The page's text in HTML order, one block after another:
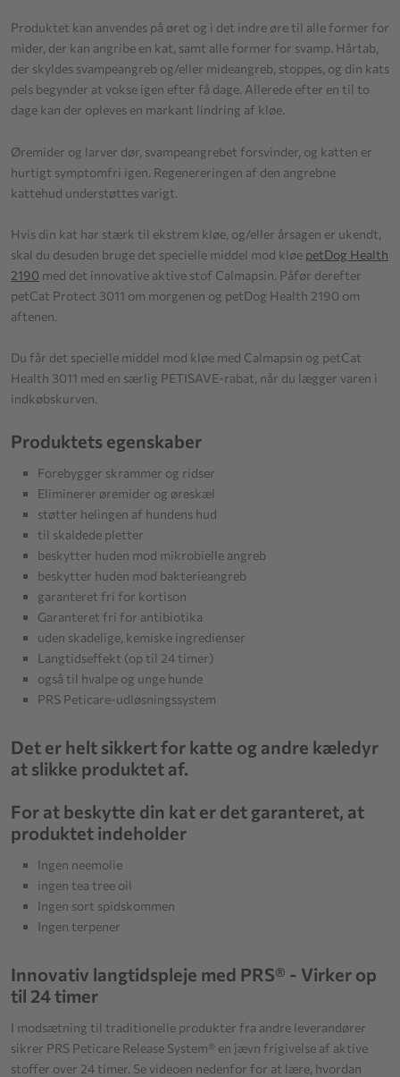
Produktet kan anvendes på øret og i det indre øre til alle former for
mider, der kan angribe en kat, samt alle former for svamp. Hårtab,
der skyldes svampeangreb og/eller mideangreb, stoppes, og din kats
pels begynder at vokse igen efter få dage. Allerede efter en til to
dage kan der opleves en markant lindring af kløe.
Øremider og larver dør, svampeangrebet forsvinder, og katten er
hurtigt symptomfri igen. Regenereringen af den angrebne
kattehud understøttes varigt.
Hvis din kat har stærk til ekstrem kløe, og/eller årsagen er ukendt,
skal du desuden bruge det specielle middel mod kløe petDog Health
2190 med det innovative aktive stof Calmapsin. Påfør derefter
petCat Protect 3011 om morgenen og petDog Health 2190 om
aftenen.
Du får det specielle middel mod kløe med Calmapsin og petCat
Health 3011 med en særlig PETISAVE-rabat, når du lægger varen i
indkøbskurven.
Produktets egenskaber
Forebygger skrammer og ridser
Eliminerer øremider og øreskæl
støtter helingen af hundens hud
til skaldede pletter
beskytter huden mod mikrobielle angreb
beskytter huden mod bakterieangreb
garanteret fri for kortison
Garanteret fri for antibiotika
uden skadelige, kemiske ingredienser
Langtidseffekt (op til 24 timer)
også til hvalpe og unge hunde
PRS Peticare-udløsningssystem
Det er helt sikkert for katte og andre kæledyr
at slikke produktet af.
For at beskytte din kat er det garanteret, at
produktet indeholder
Ingen neemolie
ingen tea tree oil
Ingen sort spidskommen
Ingen terpener
Innovativ langtidspleje med PRS® - Virker op
til 24 timer
I modsætning til traditionelle produkter fra andre leverandører
sikrer PRS Peticare Release System® en jævn frigivelse af aktive
stoffer over 24 timer. Se videoen nedenfor for at lære, hvordan